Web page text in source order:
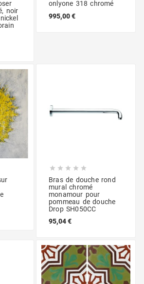
noir
onlyone 318 chromé
995,00 €
    
Bras de douche rond
mural chromé
monamour pour
pommeau de douche
Drop SH050CC
95,04 €